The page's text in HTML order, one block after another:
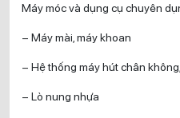
Máy móc và dụng cụ chuyên
– Máy mài, máy khoan
– Hệ thống máy hút chân
– Lò nung nhựa